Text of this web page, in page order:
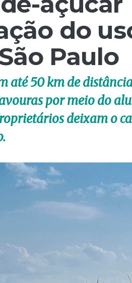
do
Paulo
até 50 km de
por meio do
deixam o